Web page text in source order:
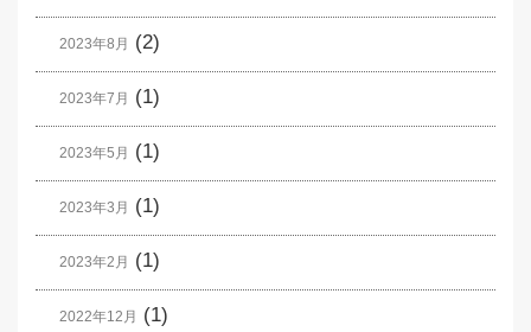
2023年8月 (2)
2023年7月 (1)
2023年5月 (1)
2023年3月 (1)
2023年2月 (1)
2022年12月 (1)